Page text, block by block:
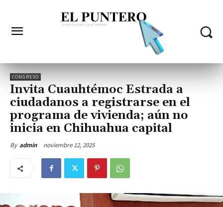
CONGRESO
Invita Cuauhtémoc Estrada a
ciudadanos a registrarse en el
programa de vivienda; aún no
inicia en Chihuahua capital
By admin noviembre 12, 2025